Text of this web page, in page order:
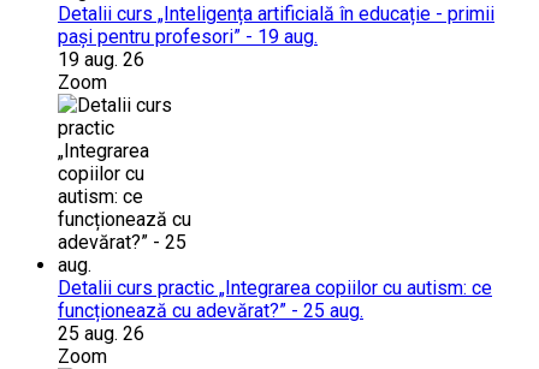
Detalii curs „Inteligența artificială în educație - primii
pași pentru profesori” - 19 aug.
19 aug. 26
Zoom
Detalii curs practic „Integrarea copiilor cu autism: ce
funcționează cu adevărat?” - 25 aug.
25 aug. 26
Zoom